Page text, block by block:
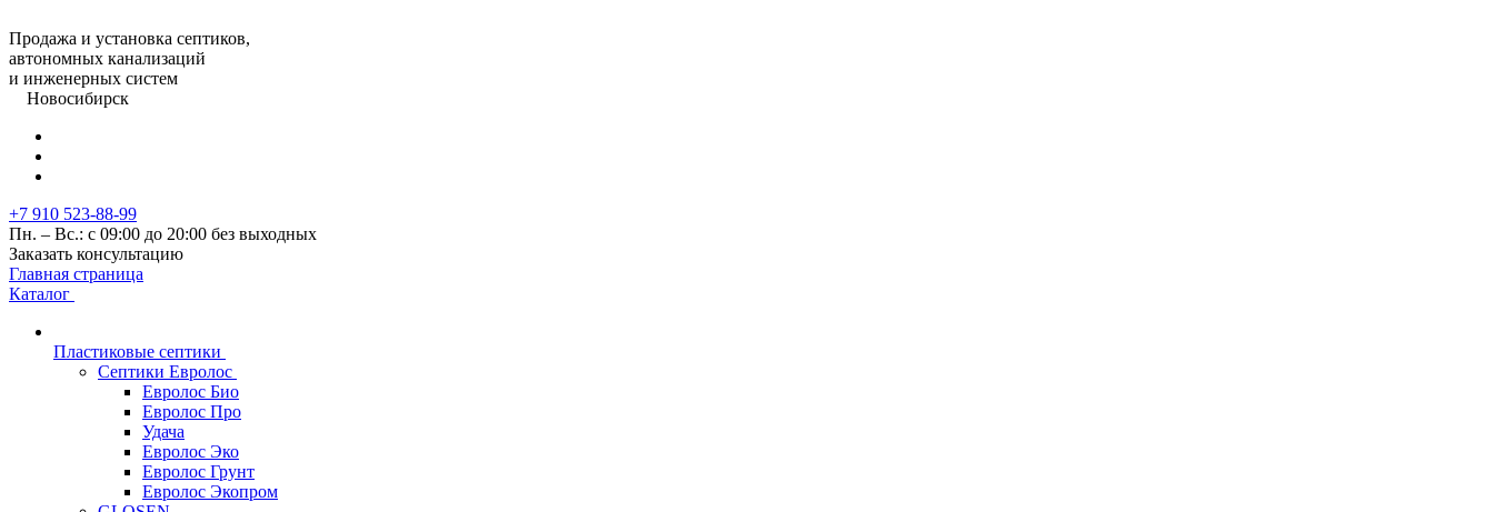
Продажа и установка септиков,
автономных канализаций
и инженерных систем
Новосибирск
+7 910 523-88-99
Пн. – Вс.: с 09:00 до 20:00 без выходных
Заказать консультацию
Главная страница
Каталог
Пластиковые септики
Септики Евролос
Евролос Био
Евролос Про
Удача
Евролос Эко
Евролос Грунт
Евролос Экопром